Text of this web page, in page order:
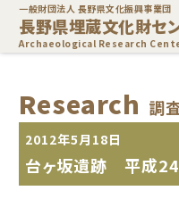
一般財団法人 長野県文化振興事業団
長野県埋蔵文化財セ
Archaeological Research
Research 調
2012年5月18日
台ヶ坂遺跡 平成